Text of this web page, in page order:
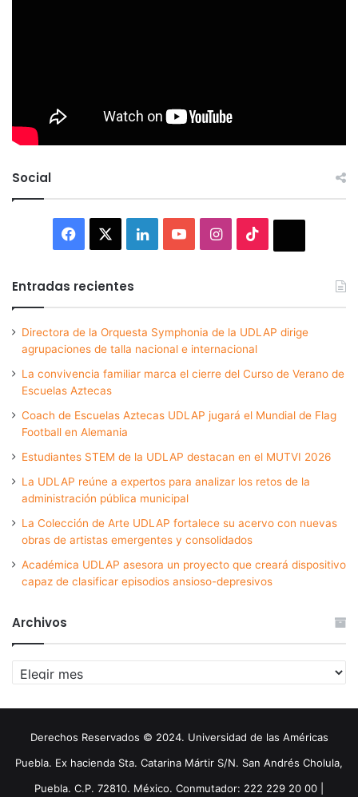
Social
Facebook LinkedInYouTubeInstagram
Entradas recientes
Directora de la Orquesta Symphonia de la UDLAP dirige
agrupaciones de talla nacional e internacional
La convivencia familiar marca el cierre del Curso de Verano de
Escuelas Aztecas
Coach de Escuelas Aztecas UDLAP jugará el Mundial de Flag
Football en Alemania
Estudiantes STEM de la UDLAP destacan en el MUTVI 2026
La UDLAP reúne a expertos para analizar los retos de la
administración pública municipal
La Colección de Arte UDLAP fortalece su acervo con nuevas
obras de artistas emergentes y consolidados
Académica UDLAP asesora un proyecto que creará dispositivo
capaz de clasificar episodios ansioso-depresivos
Archivos
Archivos
Derechos Reservados © 2024. Universidad de las Américas
Puebla. Ex hacienda Sta. Catarina Mártir S/N. San Andrés Cholula,
Puebla. C.P. 72810. México. Conmutador: 222 229 20 00 |